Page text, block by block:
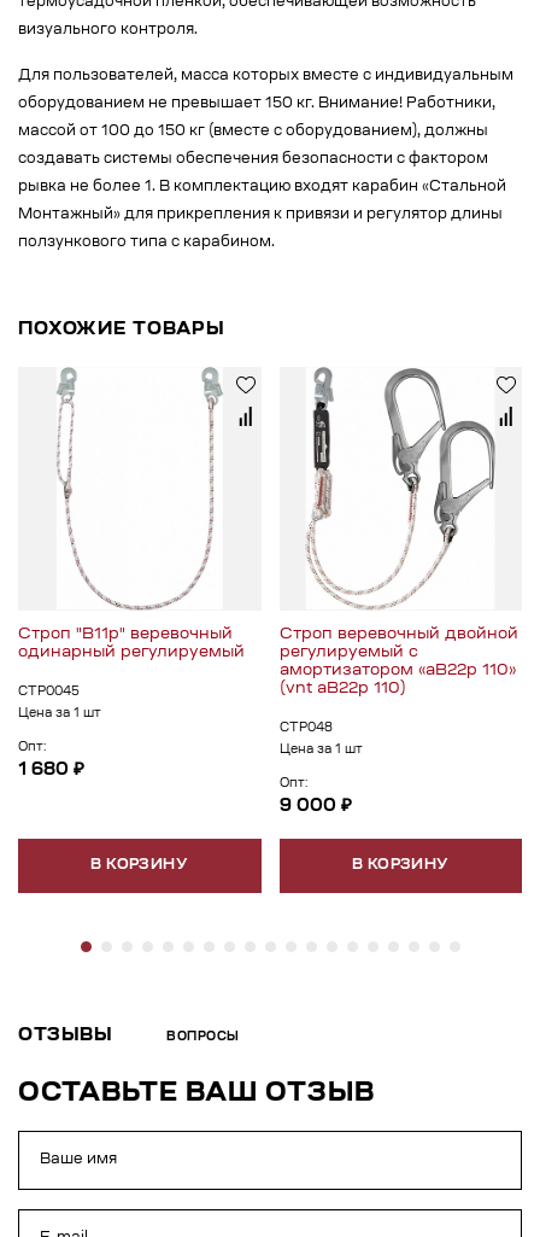
визуального контроля.
Для пользователей, масса которых вместе с индивидуальным
оборудованием не превышает 150 кг. Внимание! Работники,
массой от 100 до 150 кг (вместе с оборудованием), должны
создавать системы обеспечения безопасности с фактором
рывка не более 1. В комплектацию входят карабин «Стальной
Монтажный» для прикрепления к привязи и регулятор длины
ползункового типа с карабином.
ПОХОЖИЕ ТОВАРЫ
Строп "В11р" веревочный
одинарный регулируемый
СТР0045
Цена за 1 шт
Опт:
1 680 ₽
В КОРЗИНУ
Строп веревочный двойной
регулируемый с
амортизатором «аВ22р 110»
(vnt аB22р 110)
СТР048
Цена за 1 шт
Опт:
9 000 ₽
В КОРЗИНУ
ОТЗЫВЫ ВОПРОСЫ
ОСТАВЬТЕ ВАШ ОТЗЫВ